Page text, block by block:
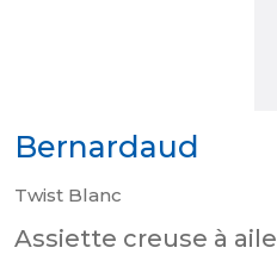
Bernardaud
Twist Blanc
Assiette creuse à aile